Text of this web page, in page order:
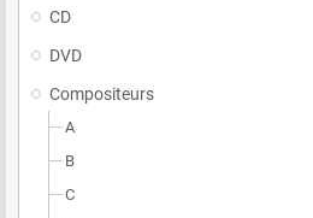
CD
DVD
Compositeurs
A
B
C